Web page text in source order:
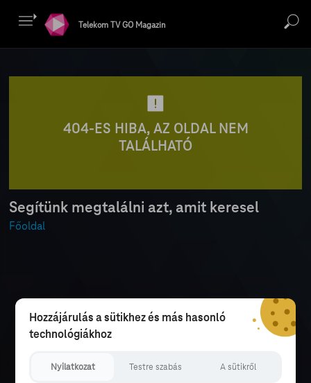
Telekom TV GO Magazin
404-ES HIBA, AZ OLDAL NEM
TALÁLHATÓ
Segítünk megtalálni azt, amit keresel
Főoldal
Hozzájárulás a sütikhez és más hasonló
technológiákhoz
Nyilatkozat Testre szabás A sütikről